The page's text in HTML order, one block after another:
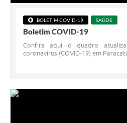
BOLETIM COVID-19 SAÚDE
Boletim COVID-19
Confira aqui o quadro
coronavírus (COVID-19) em